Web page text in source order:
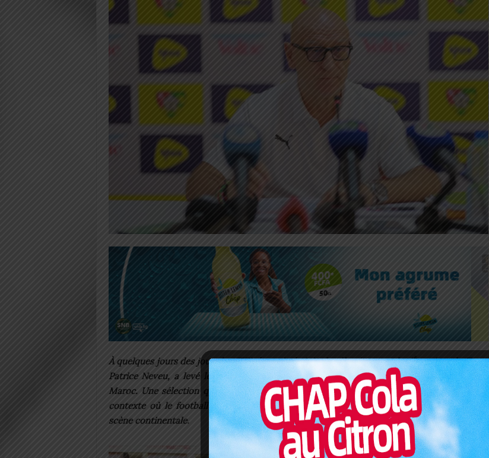
À quelques jours des journées FIFA du mois de juin, le sélectionneur des Éperviers du Togo,
Patrice Neveu, a levé le voile sur la liste des 25 joueurs retenus pour le stage prévu au
Maroc. Une sélection qui mélange expérience, jeunesse et envie de reconquête, dans un
contexte où le football togolais cherche plus que jamais à retrouver sa grandeur sur la
scène continentale.
Lire aussi:Eperviers: Patrice Neveu dévoile